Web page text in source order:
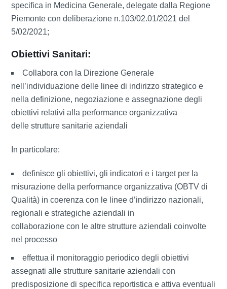
specifica in Medicina Generale, delegate dalla Regione
Piemonte con deliberazione n.103/02.01/2021 del
5/02/2021;
Obiettivi Sanitari:
Collabora con la Direzione Generale
nell’individuazione delle linee di indirizzo strategico e
nella definizione, negoziazione e assegnazione degli
obiettivi relativi alla performance organizzativa
delle strutture sanitarie aziendali
In particolare:
definisce gli obiettivi, gli indicatori e i target per la
misurazione della performance organizzativa (OBTV di
Qualità) in coerenza con le linee d’indirizzo nazionali,
regionali e strategiche aziendali in
collaborazione con le altre strutture aziendali coinvolte
nel processo
effettua il monitoraggio periodico degli obiettivi
assegnati alle strutture sanitarie aziendali con
predisposizione di specifica reportistica e attiva eventuali